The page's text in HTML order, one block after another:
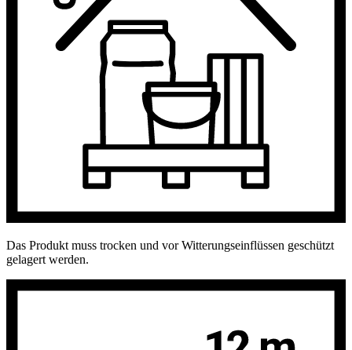
Das Produkt muss trocken und vor Witterungseinflüssen geschützt
gelagert werden.